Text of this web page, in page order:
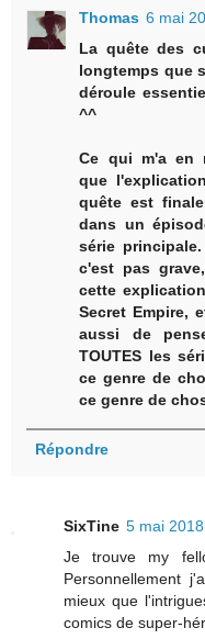
Thomas 6 mai
La quête des
longtemps que
déroule
^^
Ce qui m'a en
que
quête est
dans un
série
c'est pas
cette
Secret Empire,
aussi de
TOUTES les
ce genre de
ce genre de
Répondre
SixTine 5 mai
Je trouve my
Personnellement
mieux que
comics de super-